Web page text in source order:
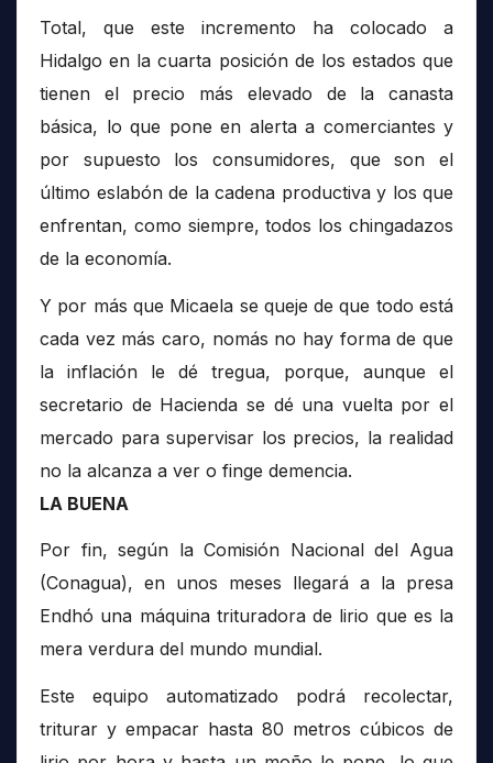
Total, que este incremento ha colocado a
Hidalgo en la cuarta posición de los estados que
tienen el precio más elevado de la canasta
básica, lo que pone en alerta a comerciantes y
por supuesto los consumidores, que son el
último eslabón de la cadena productiva y los que
enfrentan, como siempre, todos los chingadazos
de la economía.
Y por más que Micaela se queje de que todo está
cada vez más caro, nomás no hay forma de que
la inflación le dé tregua, porque, aunque el
secretario de Hacienda se dé una vuelta por el
mercado para supervisar los precios, la realidad
no la alcanza a ver o finge demencia.
LA BUENA
Por fin, según la Comisión Nacional del Agua
(Conagua), en unos meses llegará a la presa
Endhó una máquina trituradora de lirio que es la
mera verdura del mundo mundial.
Este equipo automatizado podrá recolectar,
triturar y empacar hasta 80 metros cúbicos de